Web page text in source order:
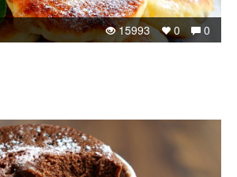
0
0
15993